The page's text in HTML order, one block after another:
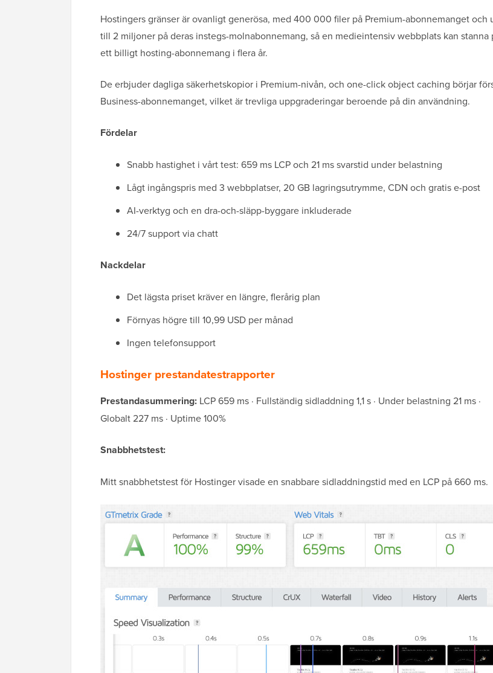
Hostingers gränser är ovanligt generösa, med 400 000 filer på Premium-abonnemanget och
till 2 miljoner på deras instegs-molnabonnemang, så en medieintensiv webbplats kan stanna
ett billigt hosting-abonnemang i flera år.
De erbjuder dagliga säkerhetskopior i Premium-nivån, och one-click object caching börjar
Business-abonnemanget, vilket är trevliga uppgraderingar beroende på din användning.
Fördelar
Snabb hastighet i vårt test: 659 ms LCP och 21 ms svarstid under belastning
Lågt ingångspris med 3 webbplatser, 20 GB lagringsutrymme, CDN och gratis e-post
AI-verktyg och en dra-och-släpp-byggare inkluderade
24/7 support via chatt
Nackdelar
Det lägsta priset kräver en längre, flerårig plan
Förnyas högre till 10,99 USD per månad
Ingen telefonsupport
Hostinger prestandatestrapporter
Prestandasummering: LCP 659 ms · Fullständig sidladdning 1,1 s · Under belastning 21 ms ·
Globalt 227 ms · Uptime 100%
Snabbhetstest:
Mitt snabbhetstest för Hostinger visade en snabbare sidladdningstid med en LCP på 660 ms.